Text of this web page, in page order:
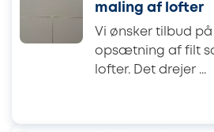
maling af lofter
Vi ønsker tilbud
opsætning af filt
lofter. Det drejer ...